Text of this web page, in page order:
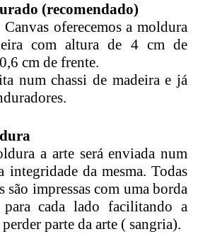
(recomendado)
oferecemos a moldura
com altura de 4 cm de
cm de frente.
num chassi de madeira e já
a arte será enviada num
integridade da mesma. Todas
são impressas com uma borda
cada lado facilitando a
parte da arte ( sangria).